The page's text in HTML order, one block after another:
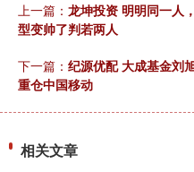
上一篇： 龙坤投资 明明同一人
型变帅了判若两人
下一篇： 纪源优配 大成基金刘
重仓中国移动
相关文章